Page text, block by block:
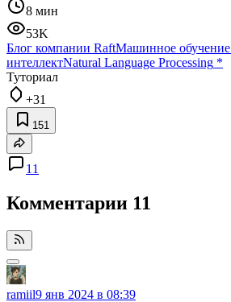
8 мин
53K
Блог компании RaftМашинное обучение
интеллектNatural Language Processing *
Туториал
+31
151
11
Комментарии 11
ramiil9 янв 2024 в 08:39